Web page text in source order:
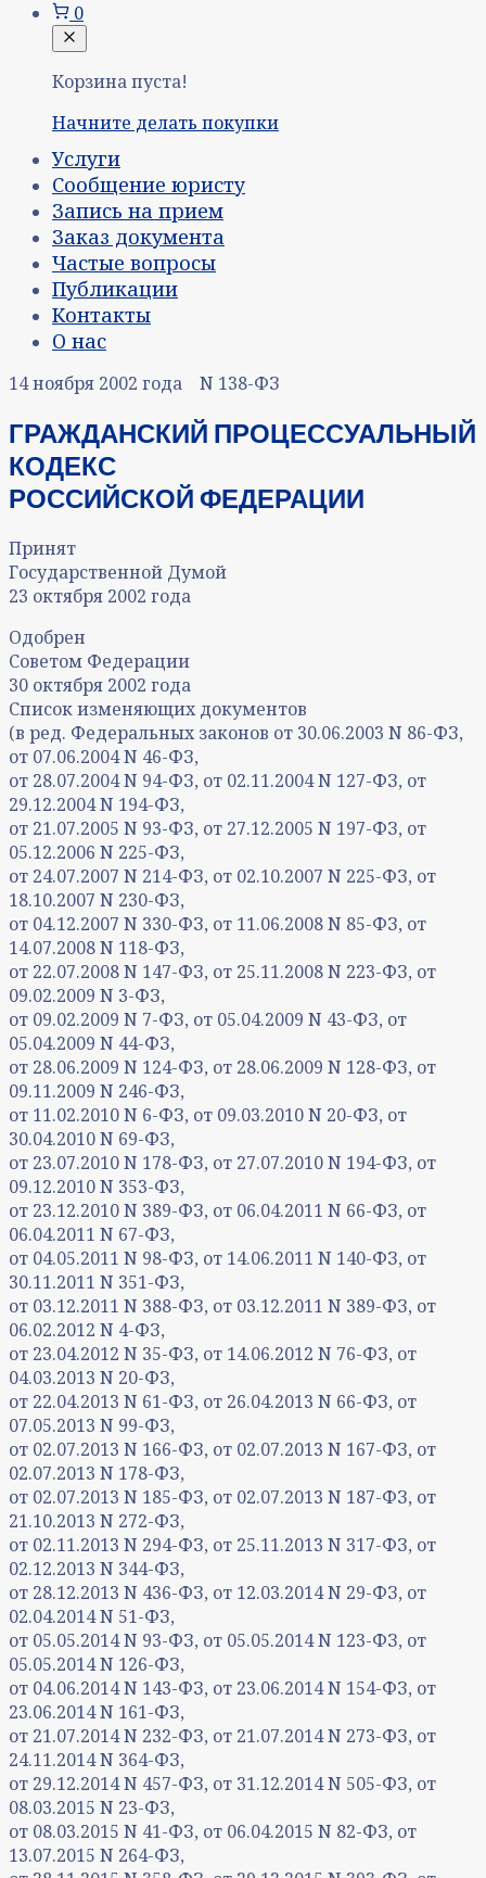
0
Корзина пуста!
Начните делать покупки
Услуги
Сообщение юристу
Запись на прием
Заказ документа
Частые вопросы
Публикации
Контакты
О нас
14 ноября 2002 года N 138-ФЗ
ГРАЖДАНСКИЙ ПРОЦЕССУАЛЬНЫЙ
КОДЕКС
РОССИЙСКОЙ ФЕДЕРАЦИИ
Принят
Государственной Думой
23 октября 2002 года
Одобрен
Советом Федерации
30 октября 2002 года
Список изменяющих документов
(в ред. Федеральных законов от 30.06.2003 N 86-ФЗ,
от 07.06.2004 N 46-ФЗ,
от 28.07.2004 N 94-ФЗ, от 02.11.2004 N 127-ФЗ, от
29.12.2004 N 194-ФЗ,
от 21.07.2005 N 93-ФЗ, от 27.12.2005 N 197-ФЗ, от
05.12.2006 N 225-ФЗ,
от 24.07.2007 N 214-ФЗ, от 02.10.2007 N 225-ФЗ, от
18.10.2007 N 230-ФЗ,
от 04.12.2007 N 330-ФЗ, от 11.06.2008 N 85-ФЗ, от
14.07.2008 N 118-ФЗ,
от 22.07.2008 N 147-ФЗ, от 25.11.2008 N 223-ФЗ, от
09.02.2009 N 3-ФЗ,
от 09.02.2009 N 7-ФЗ, от 05.04.2009 N 43-ФЗ, от
05.04.2009 N 44-ФЗ,
от 28.06.2009 N 124-ФЗ, от 28.06.2009 N 128-ФЗ, от
09.11.2009 N 246-ФЗ,
от 11.02.2010 N 6-ФЗ, от 09.03.2010 N 20-ФЗ, от
30.04.2010 N 69-ФЗ,
от 23.07.2010 N 178-ФЗ, от 27.07.2010 N 194-ФЗ, от
09.12.2010 N 353-ФЗ,
от 23.12.2010 N 389-ФЗ, от 06.04.2011 N 66-ФЗ, от
06.04.2011 N 67-ФЗ,
от 04.05.2011 N 98-ФЗ, от 14.06.2011 N 140-ФЗ, от
30.11.2011 N 351-ФЗ,
от 03.12.2011 N 388-ФЗ, от 03.12.2011 N 389-ФЗ, от
06.02.2012 N 4-ФЗ,
от 23.04.2012 N 35-ФЗ, от 14.06.2012 N 76-ФЗ, от
04.03.2013 N 20-ФЗ,
от 22.04.2013 N 61-ФЗ, от 26.04.2013 N 66-ФЗ, от
07.05.2013 N 99-ФЗ,
от 02.07.2013 N 166-ФЗ, от 02.07.2013 N 167-ФЗ, от
02.07.2013 N 178-ФЗ,
от 02.07.2013 N 185-ФЗ, от 02.07.2013 N 187-ФЗ, от
21.10.2013 N 272-ФЗ,
от 02.11.2013 N 294-ФЗ, от 25.11.2013 N 317-ФЗ, от
02.12.2013 N 344-ФЗ,
от 28.12.2013 N 436-ФЗ, от 12.03.2014 N 29-ФЗ, от
02.04.2014 N 51-ФЗ,
от 05.05.2014 N 93-ФЗ, от 05.05.2014 N 123-ФЗ, от
05.05.2014 N 126-ФЗ,
от 04.06.2014 N 143-ФЗ, от 23.06.2014 N 154-ФЗ, от
23.06.2014 N 161-ФЗ,
от 21.07.2014 N 232-ФЗ, от 21.07.2014 N 273-ФЗ, от
24.11.2014 N 364-ФЗ,
от 29.12.2014 N 457-ФЗ, от 31.12.2014 N 505-ФЗ, от
08.03.2015 N 23-ФЗ,
от 08.03.2015 N 41-ФЗ, от 06.04.2015 N 82-ФЗ, от
13.07.2015 N 264-ФЗ,